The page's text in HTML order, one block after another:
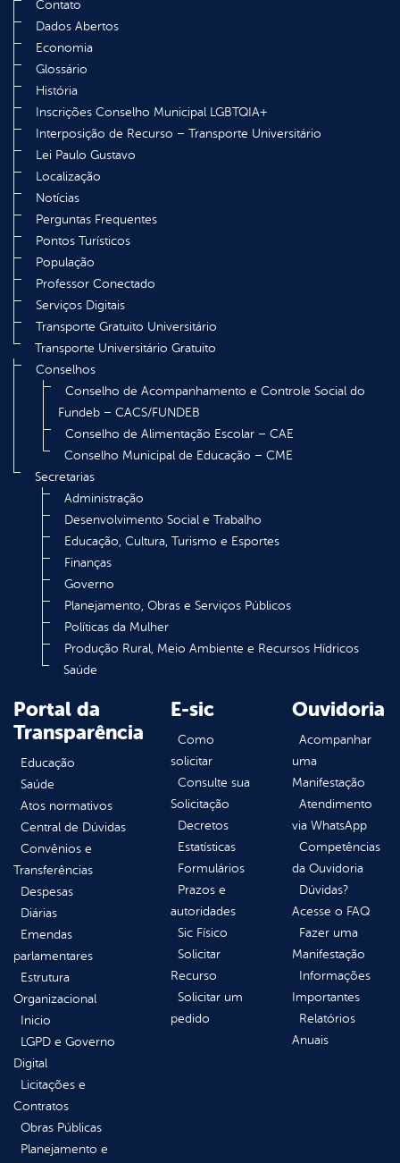
Contato
Dados Abertos
Economia
Glossário
História
Inscrições Conselho Municipal LGBTQIA+
Interposição de Recurso – Transporte Universitário
Lei Paulo Gustavo
Localização
Notícias
Perguntas Frequentes
Pontos Turísticos
População
Professor Conectado
Serviços Digitais
Transporte Gratuito Universitário
Transporte Universitário Gratuito
Conselhos
Conselho de Acompanhamento e Controle Social do
Fundeb – CACS/FUNDEB
Conselho de Alimentação Escolar – CAE
Conselho Municipal de Educação – CME
Secretarias
Administração
Desenvolvimento Social e Trabalho
Educação, Cultura, Turismo e Esportes
Finanças
Governo
Planejamento, Obras e Serviços Públicos
Políticas da Mulher
Produção Rural, Meio Ambiente e Recursos Hídricos
Saúde
Portal da
Transparência
Educação
Saúde
Atos normativos
Central de Dúvidas
Convênios e
Transferências
Despesas
Diárias
Emendas
parlamentares
Estrutura
Organizacional
Inicio
LGPD e Governo
Digital
Licitações e
Contratos
Obras Públicas
Planejamento e
E-sic
Como
solicitar
Consulte sua
Solicitação
Decretos
Estatísticas
Formulários
Prazos e
autoridades
Sic Físico
Solicitar
Recurso
Solicitar um
pedido
Ouvidoria
Acompanhar
uma
Manifestação
Atendimento
via WhatsApp
Competências
da Ouvidoria
Dúvidas?
Acesse o FAQ
Fazer uma
Manifestação
Informações
Importantes
Relatórios
Anuais